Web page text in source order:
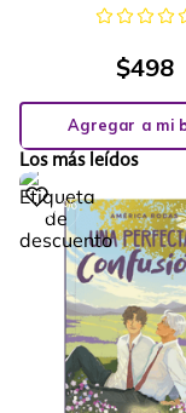
$498
Agregar a mi
Los más leídos
-10%